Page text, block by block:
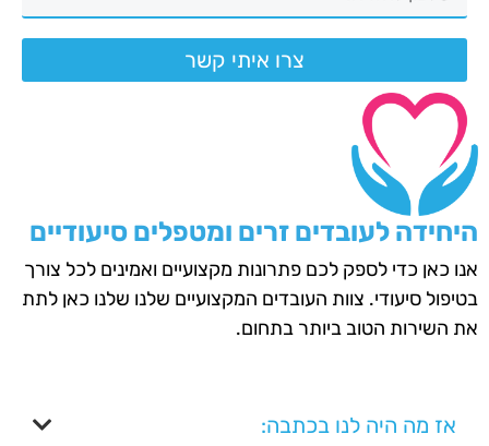
צרו איתי קשר
היחידה לעובדים זרים ומטפלים סיעודיים
אנו כאן כדי לספק לכם פתרונות מקצועיים ואמינים לכל צורך
בטיפול סיעודי. צוות העובדים המקצועיים שלנו שלנו כאן לתת
את השירות הטוב ביותר בתחום.
אז מה היה לנו בכתבה: